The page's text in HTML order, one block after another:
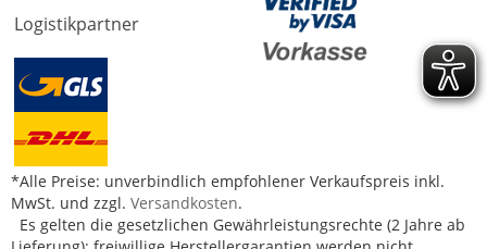
Logistikpartner
*Alle Preise: unverbindlich empfohlener Verkaufspreis inkl.
MwSt. und zzgl. Versandkosten.
Es gelten die gesetzlichen Gewährleistungsrechte (2 Jahre ab